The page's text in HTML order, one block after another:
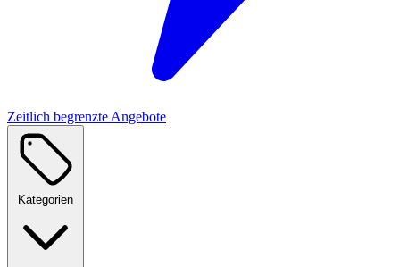
Zeitlich begrenzte Angebote
Kategorien